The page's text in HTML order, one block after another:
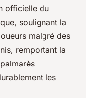
officielle du
soulignant la
malgré des
remportant la
les